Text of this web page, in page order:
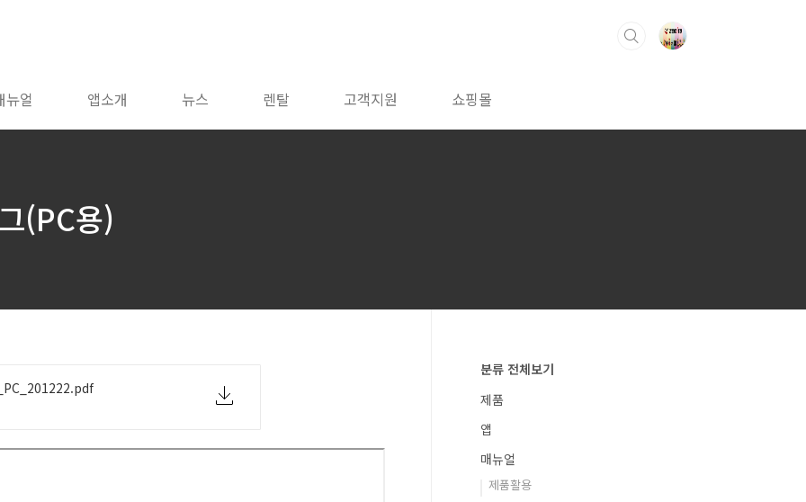
뉴얼 앱소개 뉴스 렌탈 고객지원 쇼핑몰
(PC용)
분류 전체보기
제품
앱
매뉴얼
제품활용